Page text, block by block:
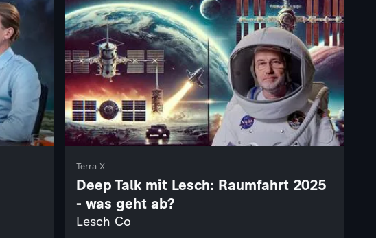
Terra X
Deep Talk mit Lesch: Raumfahrt 2025
- was geht ab?
Lesch Co